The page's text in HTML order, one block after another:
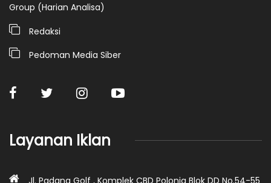
Group (Harian Analisa)
Redaksi
Pedoman Media Siber
Layanan Iklan
Jl. Padang Golf , Komplek CBD Polonia Blok DD No.54-55